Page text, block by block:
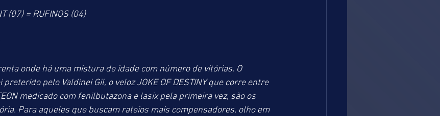
(07) = RUFINOS (04)
onde há uma mistura de idade com número de vitórias. O
preterido pelo Valdinei Gil, o veloz JOKE OF DESTINY que corre entre
medicado com fenilbutazona e lasix pela primeira vez, são os
Para aqueles que buscam rateios mais compensadores, olho em